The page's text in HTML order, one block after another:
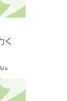
く